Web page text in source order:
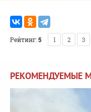
Рейтинг:5 1 2 3
РЕКОМЕНДУЕМЫЕ